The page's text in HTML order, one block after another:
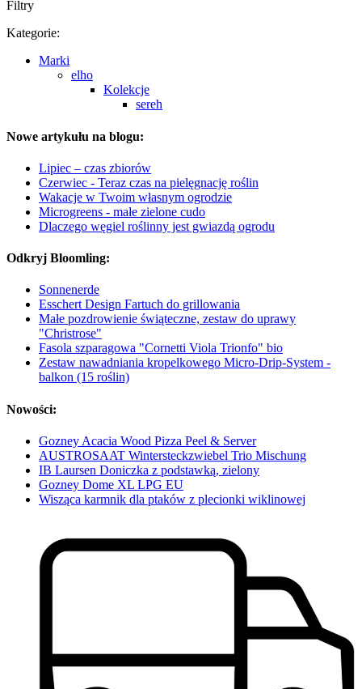
Filtry
Kategorie:
Marki
elho
Kolekcje
sereh
Nowe artykułu na blogu:
Lipiec – czas zbiorów
Czerwiec - Teraz czas na pielęgnację roślin
Wakacje w Twoim własnym ogrodzie
Microgreens - małe zielone cudo
Dlaczego węgiel roślinny jest gwiazdą ogrodu
Odkryj Bloomling:
Sonnenerde
Esschert Design Fartuch do grillowania
Małe pozdrowienie świąteczne, zestaw do uprawy
"Christrose"
Fasola szparagowa "Cornetti Viola Trionfo" bio
Zestaw nawadniania kropelkowego Micro-Drip-System -
balkon (15 roślin)
Nowości:
Gozney Acacia Wood Pizza Peel & Server
AUSTROSAAT Wintersteckzwiebel Trio Mischung
IB Laursen Doniczka z podstawką, zielony
Gozney Dome XL LPG EU
Wisząca karmnik dla ptaków z plecionki wiklinowej